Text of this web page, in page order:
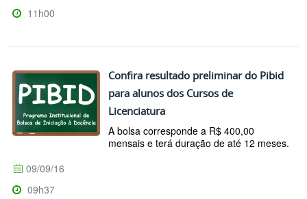
11h00
Confira resultado preliminar do Pibid
para alunos dos Cursos de
Licenciatura
A bolsa corresponde a R$ 400,00
mensais e terá duração de até 12 meses.
09/09/16
09h37